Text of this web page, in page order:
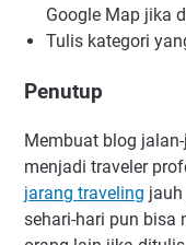
Google Map jika
Tulis kategori
Penutup
Membuat blog
menjadi traveler
jarang traveling
sehari-hari pun bisa